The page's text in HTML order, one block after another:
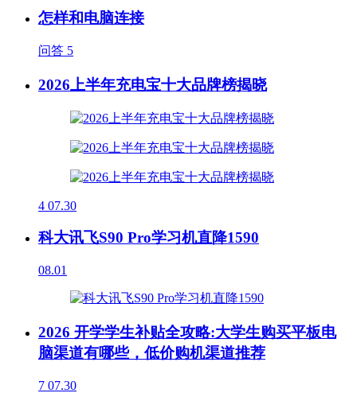
怎样和电脑连接
问答 5
2026上半年充电宝十大品牌榜揭晓
4 07.30
科大讯飞S90 Pro学习机直降1590
08.01
2026 开学学生补贴全攻略:大学生购买平板电
脑渠道有哪些，低价购机渠道推荐
7 07.30